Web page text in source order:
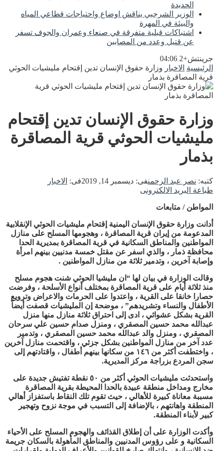
الحديدة
الوزير الشرجبي يناقش اوضاع واحتياجات قطاعي المياه
والبيئة في المهرة
اشتباكات قبلية متفرقة في صنعاء وعمران والجوف تسفر
عن قتيل وعدد من المصابين
جرينتش+2 04:06
الرئيسية الاخبار وزارة حقوق الإنسان تدين إقتحام مليشيات الحوثي
قرية المصاقرة بذمار
وزارة حقوق الإنسان تدين إقتحام
مليشيات الحوثي قرية المصاقرة
بذمار
كتبه: نصر عبد الرحمنفى: ديسمبر 14, 2019 فى: الاخبار
طباعة البريد الالكترونى
المواطن / متابعات
أدانت وزارة حقوق الإنسان اليمنية إقتحام مليشيات الحوثي الإنقلابية
المدعومة من إيران قرية المصاقرة ، وهجومها المسلح على منازل
المواطنين والمناطق السكانية في قرية المصاقرة بمديرية الحدا
محافظة ذمار ، والذي اسفر عن مقتل خمسة مدنيين بينهم امرأة
وإصابة آخرين ، وتدمير ثلاثة من منازل المواطنين .
وقالت الوزارة في بيان لها “ان مليشيا الحوثي شنت هجوم مسلح
منذ ثلاثة أيام على قرية المصاقرة بمختلف أنواع الأسلحة ، وفرضت
حصارا خانقا على القرية ، واعتدوا على الحرمات والاعراض وترويع
الأطفال والنساء وتشريدهم” ، موضحة إن المليشيات قصفت أيضاً
القرية بشكل عشوائي ، ادى إلى احتراق ثلاثة منازل منها منزل
عبدالله محمد حسين المصقري ، ومنزل صدام حسين علي سرحان
المصقري ، ومنزل والد عبدالله محمد حسين المصقري ، وتدمير
عدد آخر من منازل المواطنين بشكل جزئي ، واقتحمت منازل آخرين
، واختطفت أكثر من ١٤٦ من سكانها بينهم أطفال ، واقتادتهم إلى
سجن المردع بزراجة مركز المديرية.
واستحدثت مليشيات الحوثي أكثر من ٥٠ نقطة تفتيش جديدة على
مخارج ومداخل منطقة عبيدة بالحدا المحيطة بقرية المصاقرة
مسببة معاناة كبيرة للأهالي ، حيث تقوم تلك النقاط باستفزاز أهالي
المنطقة واهانتهم ، بالإضافة إلى التسبب في موجة نزوح وتهجير
كبير لأبناء المنطقة.
وأكدت الوزارة على أن إطلاق القذائف والهجوم المسلح على الأحياء
السكانية و على رؤوس المدنيين والمناطق المأهولة بالسكان جريمة